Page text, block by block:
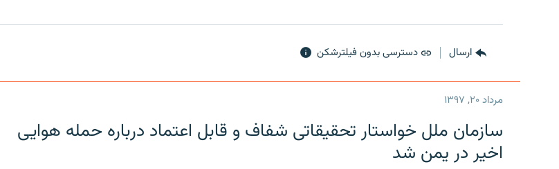
ارسال دسترسی بدون فیلترشکن
مرداد ۲۰, ۱۳۹۷
سازمان ملل خواستار تحقیقاتی شفاف و قابل اعتماد درباره حمله هوایی
اخیر در یمن شد